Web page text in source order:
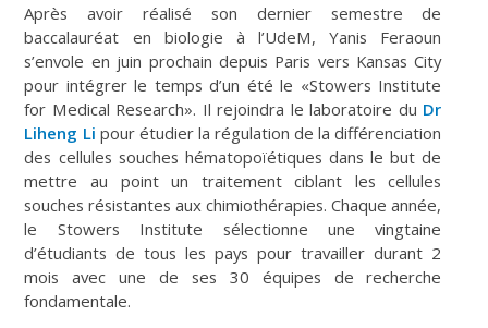
Après avoir réalisé son dernier semestre de
baccalauréat en biologie à l’UdeM, Yanis Feraoun
s’envole en juin prochain depuis Paris vers Kansas City
pour intégrer le temps d’un été le «Stowers Institute
for Medical Research». Il rejoindra le laboratoire du Dr
Liheng Li pour étudier la régulation de la différenciation
des cellules souches hématopoïétiques dans le but de
mettre au point un traitement ciblant les cellules
souches résistantes aux chimiothérapies. Chaque année,
le Stowers Institute sélectionne une vingtaine
d’étudiants de tous les pays pour travailler durant 2
mois avec une de ses 30 équipes de recherche
fondamentale.